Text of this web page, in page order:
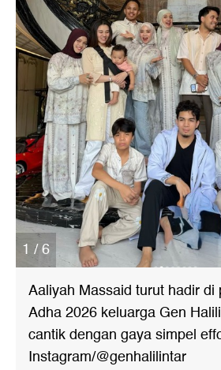
1 / 6
Aaliyah Massaid turut hadir di
Adha 2026 keluarga Gen
cantik dengan gaya simpel
Instagram/@genhalilintar